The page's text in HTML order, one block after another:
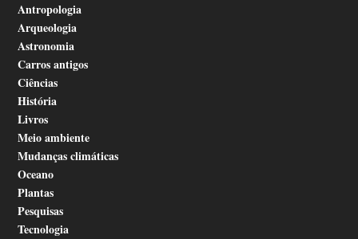
Antropologia
Arqueologia
Astronomia
Carros antigos
Ciências
História
Livros
Meio ambiente
Mudanças climáticas
Oceano
Plantas
Pesquisas
Tecnologia